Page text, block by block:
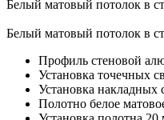
Белый матовый потолок в
Белый матовый потолок в
Профиль стеновой
Установка точечных
Установка накладных
Полотно белое